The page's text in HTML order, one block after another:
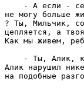
- А если -
не могу больше
? Ты, Мильчик,
цепляется, а
Как мы живем,
- Ты, Алик,
Алик нарушил
на подобные